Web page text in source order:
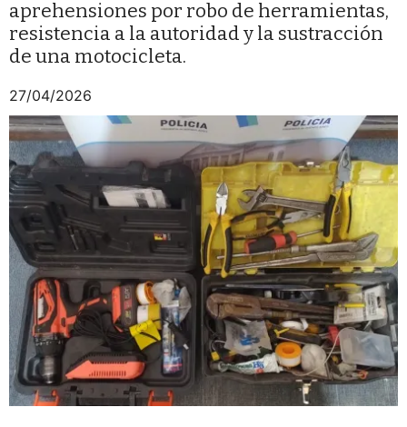
aprehensiones por robo de herramientas,
resistencia a la autoridad y la sustracción
de una motocicleta.
27/04/2026